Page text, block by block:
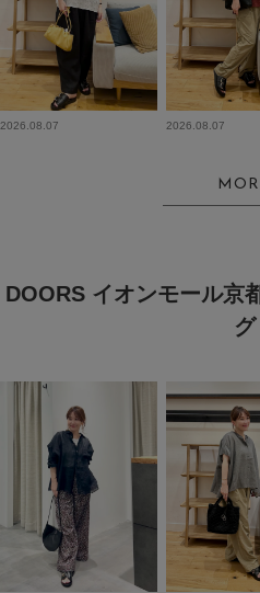
2026.08.07 2026.08.07
DOORS イオンモール京
グ